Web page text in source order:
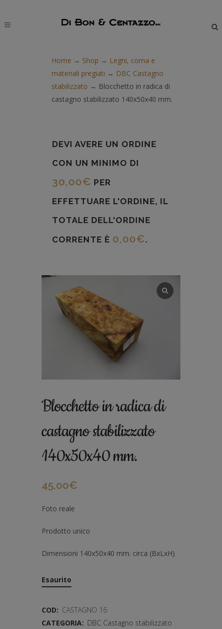
Home → Shop → Legni, corna e
materiali pregiati → DBC Castagno
stabilizzato → Blocchetto in radica di
castagno stabilizzato 140x50x40 mm.
DEVI AVERE UN ORDINE
CON UN MINIMO DI
30,00€ PER
EFFETTUARE L'ORDINE, IL
TOTALE DELL'ORDINE
CORRENTE È 0,00€.
Blocchetto in radica di
castagno stabilizzato
140x50x40 mm.
45,00€
Foto reale
Prodotto unico
Dimensioni 140x50x40 mm. circa (BxLxH)
Esaurito
COD: CASTAGNO 16
CATEGORIA: DBC Castagno stabilizzato